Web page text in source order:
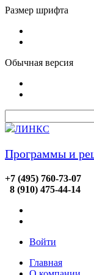
Размер шрифта
Обычная версия
ЛИНКС
Программы и
+7 (495) 760-73-07
8 (910) 475-44-14
Войти
Главная